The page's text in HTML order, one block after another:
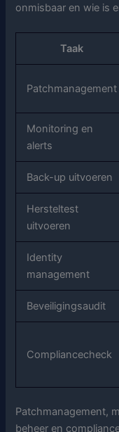
onmisbaar en wie is
Taak
Patchmanagement
Monitoring en
alerts
Back-up uitvoeren
Hersteltest
uitvoeren
Identity
management
Beveiligingsaudit
Compliancecheck
Patchmanagement,
beheer en